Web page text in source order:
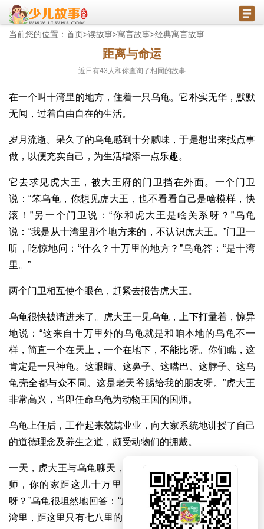
当前您的位置： 首页>读故事>寓言故事>经典寓言故事
距离与命运
近日有43 人和你查询了相同的故事
在一个叫十湾里的地方，住着一只乌龟。它朴实无华，默默
无闻，过着自由自在的生活。
岁月流逝。呆久了的乌龟感到十分腻味，于是想出来找点事
做，以便充实自己，为生活增添一点乐趣。
它去求见虎大王，被大王府的门卫挡在外面。一个门卫
说：“笨乌龟，你想见虎大王，也不看看自己是啥模样，快
滚！”另一个门卫说：“你和虎大王是啥关系呀？”乌龟
说：“我是从十湾里那个地方来的，不认识虎大王。”门卫一
听，吃惊地问：“什么？十万里的地方？”乌龟答：“是十湾
里。”
两个门卫相互使个眼色，赶紧去报告虎大王。
乌龟很快被请进来了。虎大王一见乌龟，上下打量着，惊异
地说：“这来自十万里外的乌龟就是和咱本地的乌龟不一
样，简直一个在天上，一个在地下，不能比呀。你们瞧，这
肯定是一只神龟。这眼睛、这鼻子、这嘴巴、这脖子、这乌
龟壳全都与众不同。这是老天爷赐给我的朋友呀。”虎大王
非常高兴，当即任命乌龟为动物王国的国师。
乌龟上任后，工作起来兢兢业业，向大家系统地讲授了自己
的道德理念及养生之道，颇受动物们的拥戴。
一天，虎大王与乌龟聊天，虎大王随便地问了句：“乌龟国
师，你的家距这儿十万里，实在是太远了，你想不想家
呀？”乌龟很坦然地回答：“虎大王，你误会了，我家住在十
湾里，距这里只有七八里的路程，这个地方很偏僻，我是经